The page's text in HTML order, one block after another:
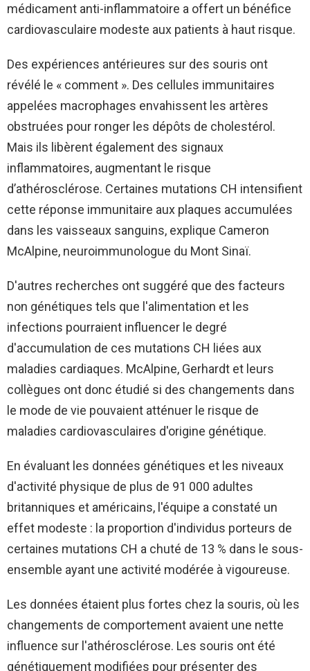
médicament anti-inflammatoire a offert un bénéfice
cardiovasculaire modeste aux patients à haut risque.
Des expériences antérieures sur des souris ont
révélé le « comment ». Des cellules immunitaires
appelées macrophages envahissent les artères
obstruées pour ronger les dépôts de cholestérol.
Mais ils libèrent également des signaux
inflammatoires, augmentant le risque
d’athérosclérose. Certaines mutations CH intensifient
cette réponse immunitaire aux plaques accumulées
dans les vaisseaux sanguins, explique Cameron
McAlpine, neuroimmunologue du Mont Sinaï.
D'autres recherches ont suggéré que des facteurs
non génétiques tels que l'alimentation et les
infections pourraient influencer le degré
d'accumulation de ces mutations CH liées aux
maladies cardiaques. McAlpine, Gerhardt et leurs
collègues ont donc étudié si des changements dans
le mode de vie pouvaient atténuer le risque de
maladies cardiovasculaires d'origine génétique.
En évaluant les données génétiques et les niveaux
d'activité physique de plus de 91 000 adultes
britanniques et américains, l'équipe a constaté un
effet modeste : la proportion d'individus porteurs de
certaines mutations CH a chuté de 13 % dans le sous-
ensemble ayant une activité modérée à vigoureuse.
Les données étaient plus fortes chez la souris, où les
changements de comportement avaient une nette
influence sur l'athérosclérose. Les souris ont été
génétiquement modifiées pour présenter des